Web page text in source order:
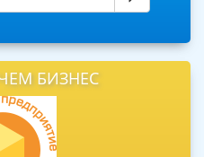
БИЗНЕС